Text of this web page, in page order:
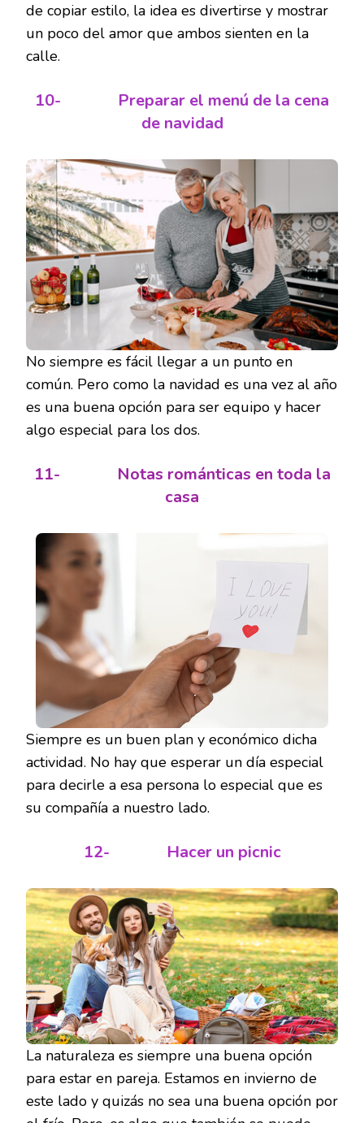
de copiar estilo, la idea es divertirse y mostrar
un poco del amor que ambos sienten en la
calle.
10-
Preparar el menú de la cena
de navidad
No siempre es fácil llegar a un punto en
común. Pero como la navidad es una vez al año
es una buena opción para ser equipo y hacer
algo especial para los dos.
11-
Notas románticas en toda la
casa
Siempre es un buen plan y económico dicha
actividad. No hay que esperar un día especial
para decirle a esa persona lo especial que es
su compañía a nuestro lado.
12- Hacer un picnic
La naturaleza es siempre una buena opción
para estar en pareja. Estamos en invierno de
este lado y quizás no sea una buena opción por